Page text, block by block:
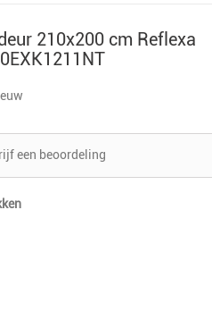
210x200 cm Reflexa
een beoordeling